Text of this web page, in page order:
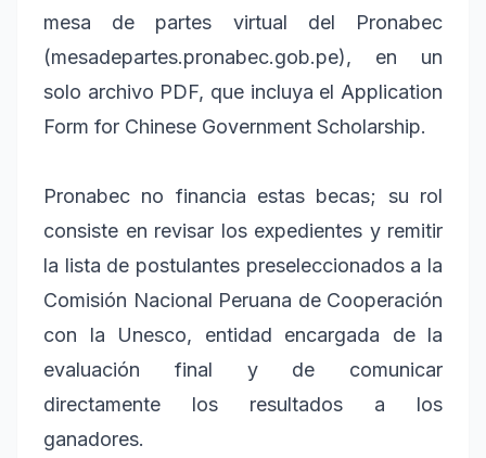
mesa de partes virtual del Pronabec
(mesadepartes.pronabec.gob.pe), en un
solo archivo PDF, que incluya el Application
Form for Chinese Government Scholarship.
Pronabec no financia estas becas; su rol
consiste en revisar los expedientes y remitir
la lista de postulantes preseleccionados a la
Comisión Nacional Peruana de Cooperación
con la Unesco, entidad encargada de la
evaluación final y de comunicar
directamente los resultados a los
ganadores.